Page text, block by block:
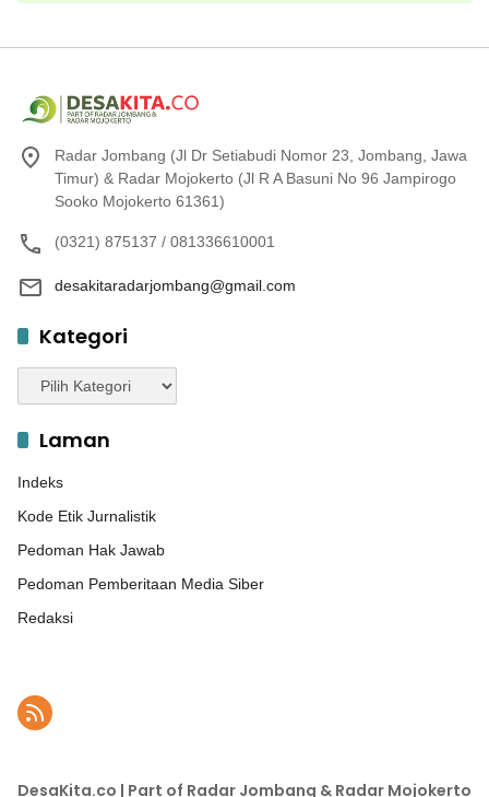
Radar Jombang (Jl Dr Setiabudi Nomor 23, Jombang, Jawa
Timur) & Radar Mojokerto (Jl R A Basuni No 96 Jampirogo
Sooko Mojokerto 61361)
(0321) 875137 / 081336610001
desakitaradarjombang@gmail.com
Kategori
Kategori
Laman
Indeks
Kode Etik Jurnalistik
Pedoman Hak Jawab
Pedoman Pemberitaan Media Siber
Redaksi
DesaKita.co | Part of Radar Jombang & Radar Mojokerto